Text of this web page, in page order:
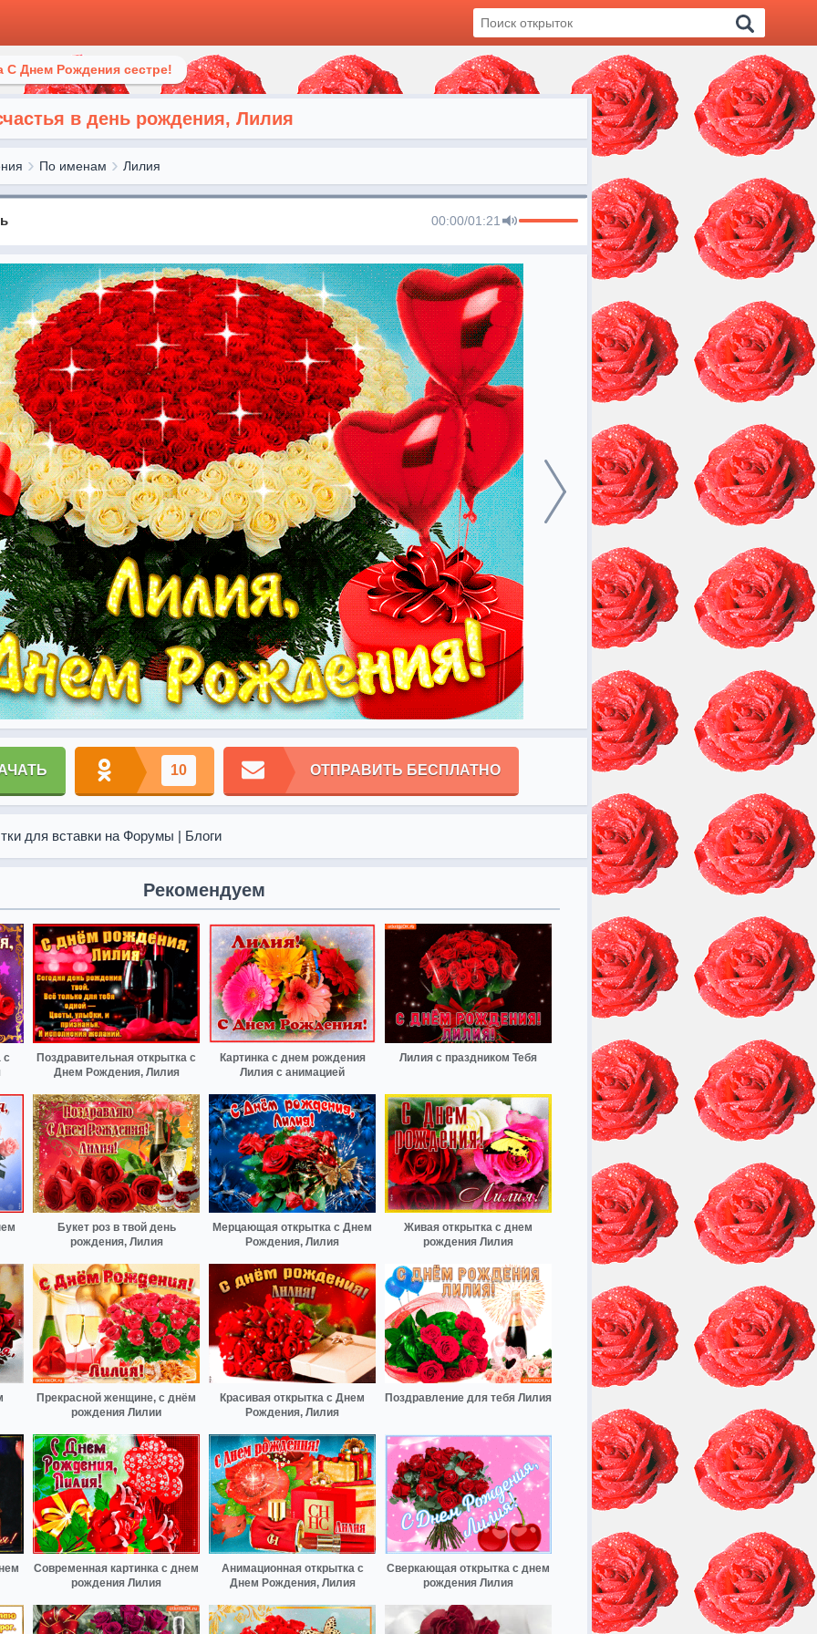
С Днем Рождения сестре!
в день рождения, Лилия
По именам Лилия
00:00/01:21
10 ОТПРАВИТЬ БЕСПЛАТНО
для вставки на Форумы | Блоги
Рекомендуем
с
Поздравительная открытка с
Днем Рождения, Лилия
Картинка с днем рождения
Лилия с анимацией
Лилия с праздником Тебя
Букет роз в твой день
рождения, Лилия
Мерцающая открытка с Днем
Рождения, Лилия
Живая открытка с днем
рождения Лилия
Прекрасной женщине, с днём
рождения Лилии
Красивая открытка с Днем
Рождения, Лилия
Поздравление для тебя Лилия
Современная картинка с днем
рождения Лилия
Анимационная открытка с
Днем Рождения, Лилия
Сверкающая открытка с днем
рождения Лилия